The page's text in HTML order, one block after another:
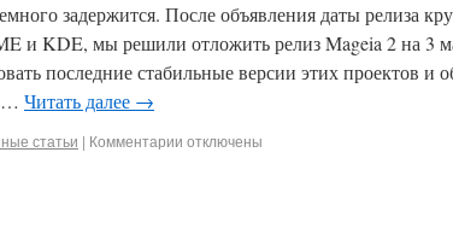
задержится. После объявления даты релиза
и KDE, мы решили отложить релиз Mageia 2 на 3
последние стабильные версии этих проектов и
… Читать далее →
статьи | Комментарии отключены